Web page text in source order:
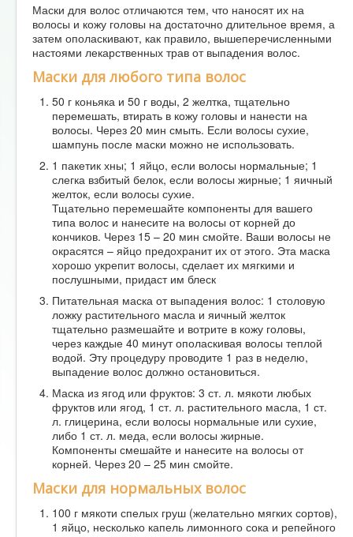
Маски для волос отличаются тем, что наносят их на
волосы и кожу головы на достаточно длительное время, а
затем ополаскивают, как правило, вышеперечисленными
настоями лекарственных трав от выпадения волос.
Маски для любого типа волос
50 г коньяка и 50 г воды, 2 желтка, тщательно
перемешать, втирать в кожу головы и нанести на
волосы. Через 20 мин смыть. Если волосы сухие,
шампунь после маски можно не использовать.
1 пакетик хны; 1 яйцо, если волосы нормальные; 1
слегка взбитый белок, если волосы жирные; 1 яичный
желток, если волосы сухие.
Тщательно перемешайте компоненты для вашего
типа волос и нанесите на волосы от корней до
кончиков. Через 15 – 20 мин смойте. Ваши волосы не
окрасятся – яйцо предохранит их от этого. Эта маска
хорошо укрепит волосы, сделает их мягкими и
послушными, придаст им блеск
Питательная маска от выпадения волос: 1 столовую
ложку растительного масла и яичный желток
тщательно размешайте и вотрите в кожу головы,
через каждые 40 минут ополаскивая волосы теплой
водой. Эту процедуру проводите 1 раз в неделю,
выпадение волос должно остановиться.
Маска из ягод или фруктов: 3 ст. л. мякоти любых
фруктов или ягод, 1 ст. л. растительного масла, 1 ст.
л. глицерина, если волосы нормальные или сухие,
либо 1 ст. л. меда, если волосы жирные.
Компоненты смешайте и нанесите на волосы от
корней. Через 20 – 25 мин смойте.
Маски для нормальных волос
100 г мякоти спелых груш (желательно мягких сортов),
1 яйцо, несколько капель лимонного сока и репейного